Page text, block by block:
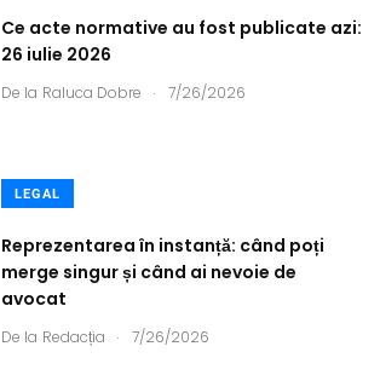
Ce acte normative au fost publicate azi:
26 iulie 2026
De la Raluca Dobre . 7/26/2026
LEGAL
Reprezentarea în instanță: când poți
merge singur și când ai nevoie de
avocat
De la Redacția . 7/26/2026